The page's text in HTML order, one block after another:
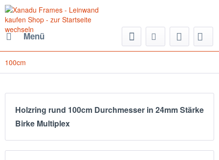
Menü
100cm
Holzring rund 100cm Durchmesser in 24mm Stärke
Birke Multiplex